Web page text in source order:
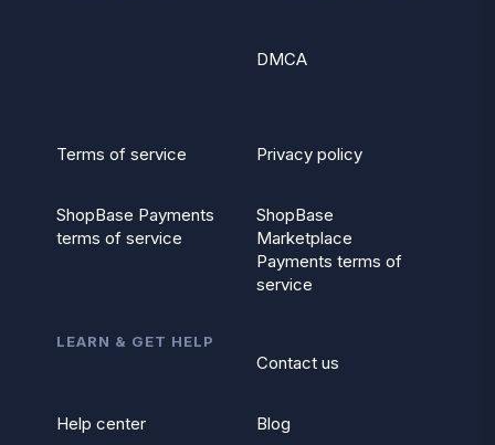
DMCA
Terms of service Privacy policy
ShopBase Payments
terms of service
ShopBase
Marketplace
Payments terms of
service
LEARN & GET HELP
Contact us
Help center Blog